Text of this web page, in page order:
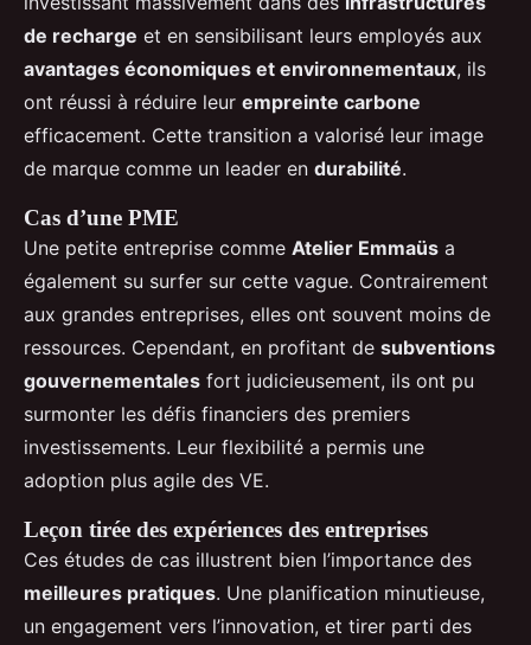
de recharge et en sensibilisant leurs employés aux
avantages économiques et environnementaux, ils
ont réussi à réduire leur empreinte carbone
efficacement. Cette transition a valorisé leur image
de marque comme un leader en durabilité.
Cas d’une PME
Une petite entreprise comme Atelier Emmaüs a
également su surfer sur cette vague. Contrairement
aux grandes entreprises, elles ont souvent moins de
ressources. Cependant, en profitant de subventions
gouvernementales fort judicieusement, ils ont pu
surmonter les défis financiers des premiers
investissements. Leur flexibilité a permis une
adoption plus agile des VE.
Leçon tirée des expériences des entreprises
Ces études de cas illustrent bien l’importance des
meilleures pratiques. Une planification minutieuse,
un engagement vers l’innovation, et tirer parti des